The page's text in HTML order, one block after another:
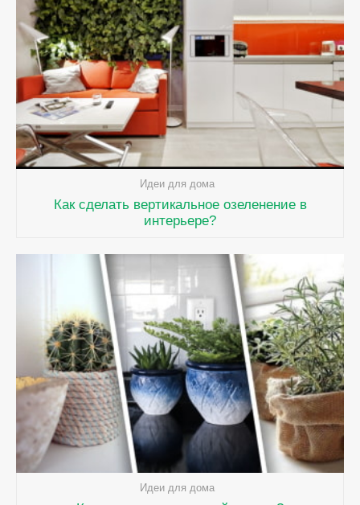
Идеи для дома
Как сделать вертикальное озеленение в
интерьере?
Идеи для дома